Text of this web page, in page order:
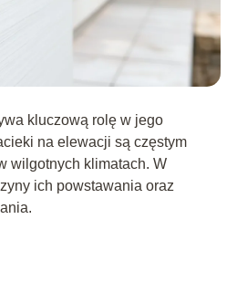
kluczową rolę w jego
na elewacji są częstym
wilgotnych klimatach. W
ich powstawania oraz